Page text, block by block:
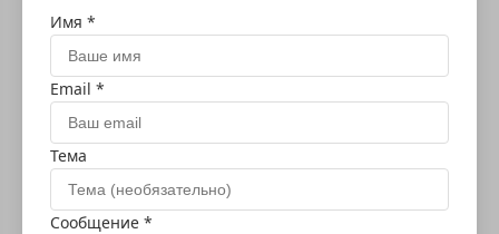
Имя *
Email *
Тема
Сообщение *